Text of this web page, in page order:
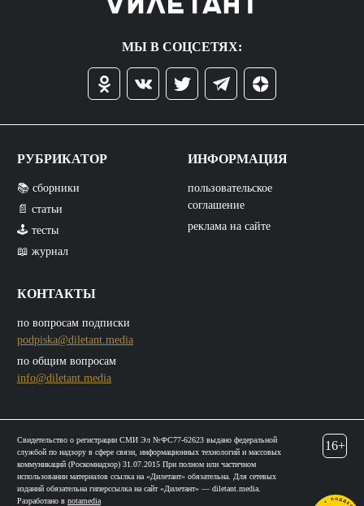
МЫ В СОЦСЕТЯХ:
РУБРИКАТОР
📚 сборники
📄 статьи
🕹️ тесты
📖 журнал
КОНТАКТЫ
по вопросам подписки
podpiska@diletant.media
по общим вопросам
info@diletant.media
ИНФОРМАЦИЯ
пользовательское
соглашение
реклама на сайте
Свидетельство о регистрации СМИ Эл №ФС77-62623 выдано федеральной
службой по надзору в сфере связи, информационных технологий и массовых
коммуникаций (Роскомнадзор) 31.07.2015 При полном или частичном
использовании материалов ссылка на «Дилетант» обязательна. Для сетевых
изданий обязательна гиперссылка на сайт «Дилетант» — diletant.media.
Разработано в notamedia
16+